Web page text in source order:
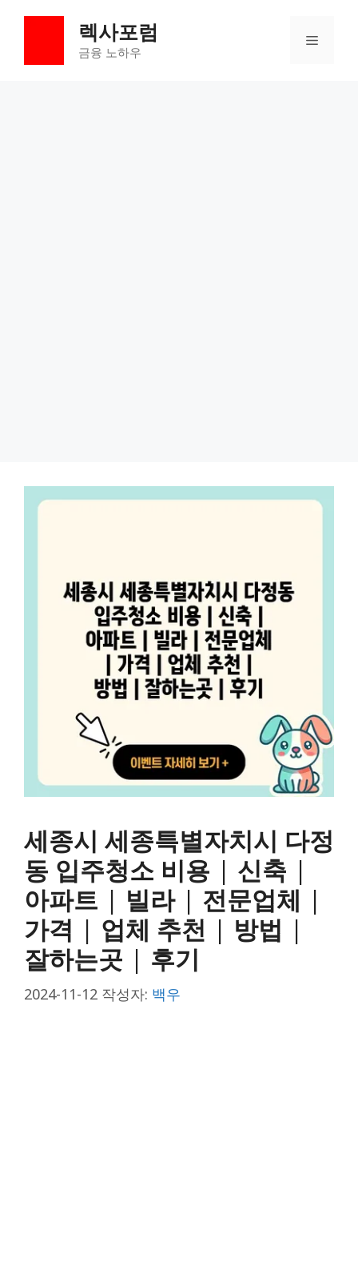
렉사포럼
금융 노하우
메
세종시 세종특별자치시 다정
동 입주청소 비용 | 신축 |
아파트 | 빌라 | 전문업체 |
가격 | 업체 추천 | 방법 |
잘하는곳 | 후기
2024-11-12 작성자: 백우